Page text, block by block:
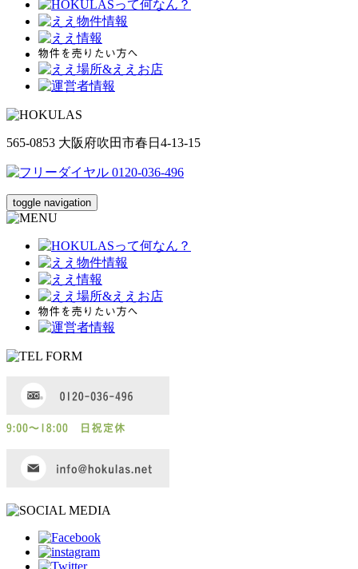
565-0853 大阪府吹田市春日4-13-15
toggle navigation